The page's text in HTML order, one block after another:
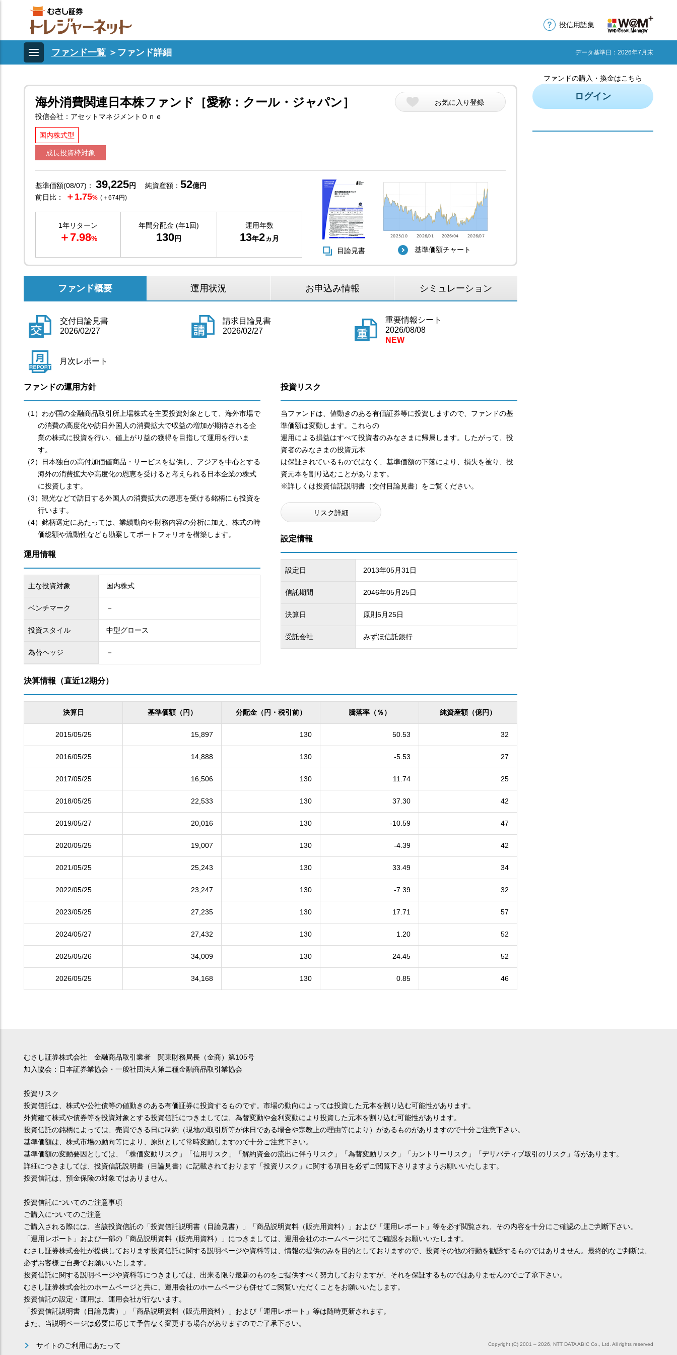
投信用語集
ファンド一覧 ＞ ファンド詳細 データ基準日：2026年7月末
海外消費関連日本株ファンド［愛称：クール・ジャパン］
お気に入り登録
投信会社：アセットマネジメントＯｎｅ
国内株式型
成長投資枠対象
基準価額(08/07)： 39,225円 純資産額： 52億円
前日比：
＋1.75% (＋674円)
1年リターン
＋7.98%
年間分配金 (年1回)
130円
運用年数
13年2ヵ月
目論見書
基準価額チャート
ファンド概要 運用状況 お申込み情報 シミュレーション
交付目論見書
2026/02/27
請求目論見書
2026/02/27
重要情報シート
2026/08/08
月次レポート
ファンドの運用方針
（1）わが国の金融商品取引所上場株式を主要投資対象として、海外市場で
の消費の高度化や訪日外国人の消費拡大で収益の増加が期待される企
業の株式に投資を行い、値上がり益の獲得を目指して運用を行いま
す。
（2）日本独自の高付加価値商品・サービスを提供し、アジアを中心とする
海外の消費拡大や高度化の恩恵を受けると考えられる日本企業の株式
に投資します。
（3）観光などで訪日する外国人の消費拡大の恩恵を受ける銘柄にも投資を
行います。
（4）銘柄選定にあたっては、業績動向や財務内容の分析に加え、株式の時
価総額や流動性なども勘案してポートフォリオを構築します。
運用情報
主な投資対象 国内株式
ベンチマーク －
投資スタイル 中型グロース
為替ヘッジ －
投資リスク
当ファンドは、値動きのある有価証券等に投資しますので、ファンドの基
準価額は変動します。これらの
運用による損益はすべて投資者のみなさまに帰属します。したがって、投
資者のみなさまの投資元本
は保証されているものではなく、基準価額の下落により、損失を被り、投
資元本を割り込むことがあります。
※詳しくは投資信託説明書（交付目論見書）をご覧ください。
リスク詳細
設定情報
設定日 2013年05月31日
信託期間 2046年05月25日
決算日 原則5月25日
受託会社 みずほ信託銀行
決算情報（直近12期分）
決算日 基準価額（円） 分配金（円・税引前） 騰落率（％） 純資産額（億円）
2015/05/25 15,897 130 50.53 32
2016/05/25 14,888 130 -5.53 27
2017/05/25 16,506 130 11.74 25
2018/05/25 22,533 130 37.30 42
2019/05/27 20,016 130 -10.59 47
2020/05/25 19,007 130 -4.39 42
2021/05/25 25,243 130 33.49 34
2022/05/25 23,247 130 -7.39 32
2023/05/25 27,235 130 17.71 57
2024/05/27 27,432 130 1.20 52
2025/05/26 34,009 130 24.45 52
2026/05/25 34,168 130 0.85 46
ファンドの購入・換金はこちら
ログイン
むさし証券株式会社 金融商品取引業者 関東財務局長（金商）第105号
加入協会：日本証券業協会・一般社団法人第二種金融商品取引業協会
投資リスク
投資信託は、株式や公社債等の値動きのある有価証券に投資するものです。市場の動向によっては投資した元本を割り込む可能性があります。
外貨建て株式や債券等を投資対象とする投資信託につきましては、為替変動や金利変動により投資した元本を割り込む可能性があります。
投資信託の銘柄によっては、売買できる日に制約（現地の取引所等が休日である場合や宗教上の理由等により）があるものがありますので十分ご注意下さい。
基準価額は、株式市場の動向等により、原則として常時変動しますので十分ご注意下さい。
基準価額の変動要因としては、「株価変動リスク」「信用リスク」「解約資金の流出に伴うリスク」「為替変動リスク」「カントリーリスク」「デリバティブ取引のリスク」等があります。
詳細につきましては、投資信託説明書（目論見書）に記載されております「投資リスク」に関する項目を必ずご閲覧下さりますようお願いいたします。
投資信託は、預金保険の対象ではありません。
投資信託についてのご注意事項
ご購入についてのご注意
ご購入される際には、当該投資信託の「投資信託説明書（目論見書）」「商品説明資料（販売用資料）」および「運用レポート」等を必ず閲覧され、その内容を十分にご確認の上ご判断下さい。
「運用レポート」および一部の「商品説明資料（販売用資料）」につきましては、運用会社のホームページにてご確認をお願いいたします。
むさし証券株式会社が提供しております投資信託に関する説明ページや資料等は、情報の提供のみを目的としておりますので、投資その他の行動を勧誘するものではありません。最終的なご判断は、
必ずお客様ご自身でお願いいたします。
投資信託に関する説明ページや資料等につきましては、出来る限り最新のものをご提供すべく努力しておりますが、それを保証するものではありませんのでご了承下さい。
むさし証券株式会社のホームページと共に、運用会社のホームページも併せてご閲覧いただくことをお願いいたします。
投資信託の設定・運用は、運用会社が行ないます。
「投資信託説明書（目論見書）」「商品説明資料（販売用資料）」および「運用レポート」等は随時更新されます。
また、当説明ページは必要に応じて予告なく変更する場合がありますのでご了承下さい。
サイトのご利用にあたって Copyright (C) 2001 – 2026, NTT DATA ABIC Co., Ltd. All rights reserved